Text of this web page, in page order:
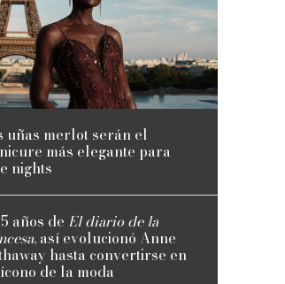
uñas merlot serán el
más elegante para
nights
años de El diario de la
, así evolucionó Anne
hasta convertirse en
de la moda